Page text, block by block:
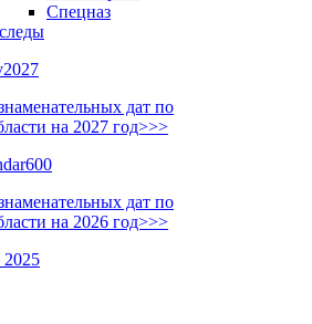
Спецназ
дат по
на 2027 год>>>
дат по
на 2026 год>>>